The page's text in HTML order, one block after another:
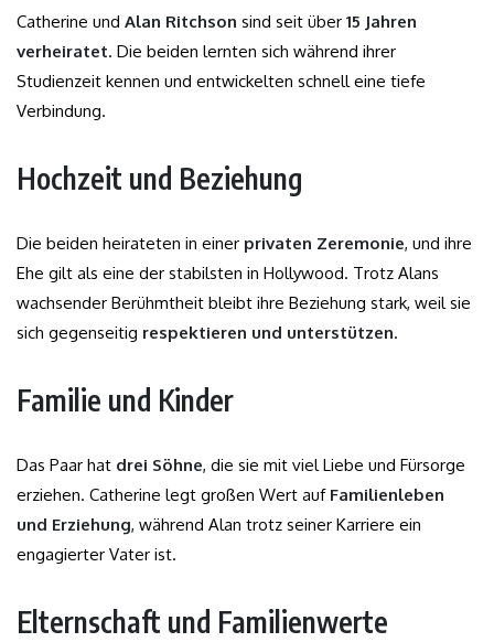
Catherine und Alan Ritchson sind seit über 15 Jahren
verheiratet. Die beiden lernten sich während ihrer
Studienzeit kennen und entwickelten schnell eine tiefe
Verbindung.
Hochzeit und Beziehung
Die beiden heirateten in einer privaten Zeremonie, und ihre
Ehe gilt als eine der stabilsten in Hollywood. Trotz Alans
wachsender Berühmtheit bleibt ihre Beziehung stark, weil sie
sich gegenseitig respektieren und unterstützen.
Familie und Kinder
Das Paar hat drei Söhne, die sie mit viel Liebe und Fürsorge
erziehen. Catherine legt großen Wert auf Familienleben
und Erziehung, während Alan trotz seiner Karriere ein
engagierter Vater ist.
Elternschaft und Familienwerte